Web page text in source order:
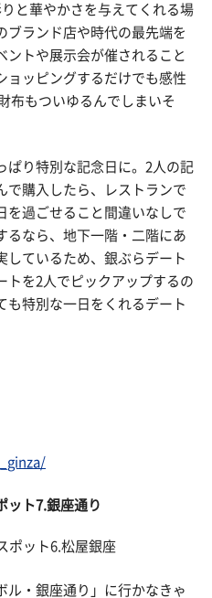
と華やかさを与えてくれる場
ブランド店や時代の最先端を
ントや展示会が催されること
ョッピングするだけでも感性
布もついゆるんでしまいそ
ぱり特別な記念日に。2人の記
で購入したら、レストランで
を過ごせること間違いなしで
るなら、地下一階・二階にあ
しているため、銀ぶらデート
トを2人でピックアップするの
も特別な一日をくれるデート
ット7.銀座通り
ル・銀座通り」に行かなきゃ